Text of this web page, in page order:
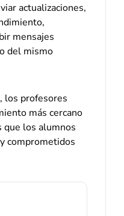
actualizaciones,
mensajes
del mismo
los profesores
más cercano
que los alumnos
comprometidos